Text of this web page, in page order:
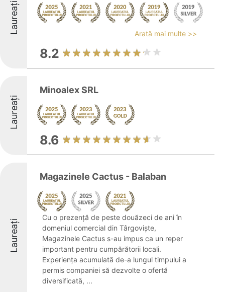
Laureați Arată mai multe >>
8.2
Laureați
Minoalex SRL
8.6
Laureați
Magazinele Cactus - Balaban
Cu o prezență de peste douăzeci de ani în
domeniul comercial din Târgovişte,
Magazinele Cactus s-au impus ca un reper
important pentru cumpărătorii locali.
Experiența acumulată de-a lungul timpului a
permis companiei să dezvolte o ofertă
diversificată, ...